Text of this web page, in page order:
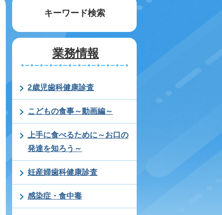
キーワード検索
業務情報
2歳児歯科健康診査
こどもの食事～動画編～
上手に食べるために～お口の
発達を知ろう～
妊産婦歯科健康診査
感染症・食中毒